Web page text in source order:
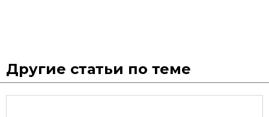
Другие статьи по теме